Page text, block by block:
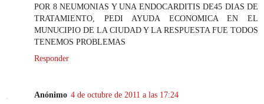
POR 8 NEUMONIAS Y UNA ENDOCARDITIS DE45 DIAS DE
TRATAMIENTO, PEDI AYUDA ECONOMICA EN EL
MUNUCIPIO DE LA CIUDAD Y LA RESPUESTA FUE TODOS
TENEMOS PROBLEMAS
Responder
Anónimo 4 de octubre de 2011 a las 17:24